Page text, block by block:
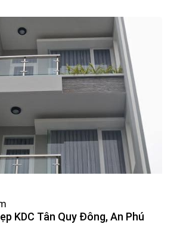
KDC Tân Quy Đông, An Phú